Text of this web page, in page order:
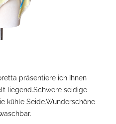
präsentiere ich Ihnen
liegend.Schwere seidige
kühle Seide.Wunderschöne